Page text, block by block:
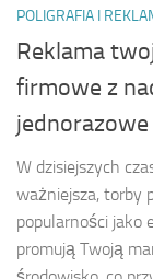
POLIGRAFIA I
Reklama
firmowe z
jednorazowe
W dzisiejszych
ważniejsza, torby
popularności jako
promują Twoją